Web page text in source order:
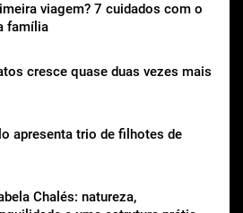
viagem? 7 cuidados com o
família
cresce quase duas vezes mais
apresenta trio de filhotes de
Chalés: natureza,